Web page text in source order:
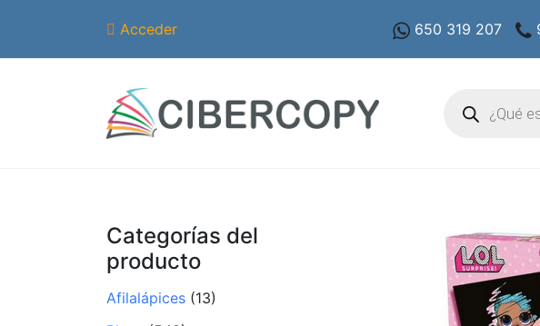
Acceder 650 319 207
productos
Categorías del
producto
Afilalápices (13)